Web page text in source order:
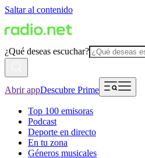
Saltar al contenido
¿Qué deseas escuchar?
Abrir appDescubre Prime
Top 100 emisoras
Podcast
Deporte en directo
En tu zona
Géneros musicales